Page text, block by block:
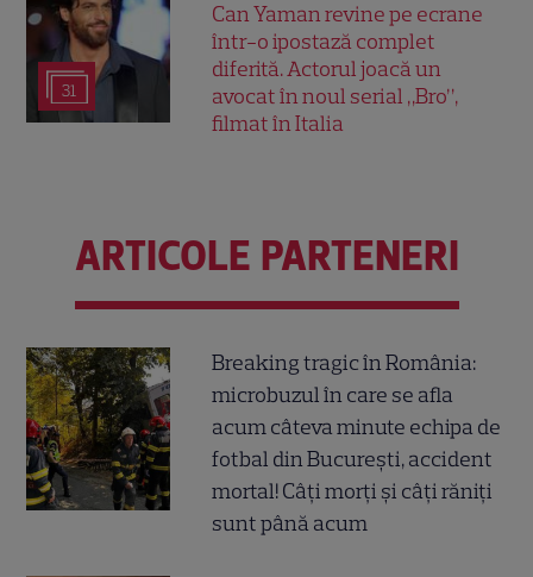
31
Can Yaman revine pe ecrane
într-o ipostază complet
diferită. Actorul joacă un
avocat în noul serial „Bro”,
filmat în Italia
ARTICOLE PARTENERI
Breaking tragic în România:
microbuzul în care se afla
acum câteva minute echipa de
fotbal din București, accident
mortal! Câți morți și câți răniți
sunt până acum